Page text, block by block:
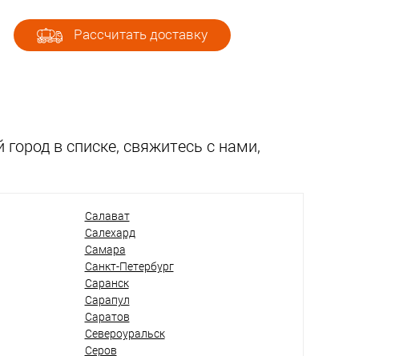
Рассчитать доставку
в списке, свяжитесь с нами,
Салават
Салехард
Самара
Санкт-Петербург
Саранск
Сарапул
Саратов
Североуральск
Серов